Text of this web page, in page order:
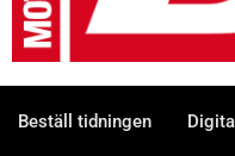
Beställ tidningen